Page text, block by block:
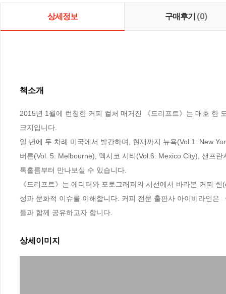
상세정보 구매후기 (0)
책소개
2015년 1월에 런칭한 커피 컬처 매거진 《드리프트》는 매호 한
크지입니다.
일 년에 두 차례 미국에서 발간하며, 현재까지 뉴욕(Vol.1: New
버른(Vol. 5: Melbourne), 멕시코 시티(Vol.6: Mexico City), 샌프
톡홀름부터 만나보실 수 있습니다.
《드리프트》는 에디터와 포토그래퍼의 시선에서 바라본 커피
성과 문화적 이슈를 이해합니다. 커피 전문 출판사 아이비라인은
들과 함께 공유하고자 합니다.
상세이미지